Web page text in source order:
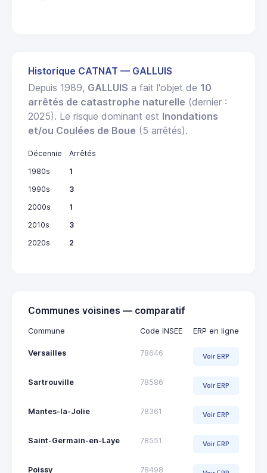
Historique CATNAT — GALLUIS
Depuis 1989, GALLUIS a fait l'objet de 10
arrêtés de catastrophe naturelle (dernier :
2025). Le risque dominant est Inondations
et/ou Coulées de Boue (5 arrêtés).
Décennie
Arrêtés
1980s
1
1990s
3
2000s
1
2010s
3
2020s
2
Communes voisines — comparatif
Commune Code INSEE ERP en ligne
Versailles 78646 Voir ERP
Sartrouville 78586 Voir ERP
Mantes-la-Jolie 78361 Voir ERP
Saint-Germain-en-Laye 78551 Voir ERP
Poissy 78498